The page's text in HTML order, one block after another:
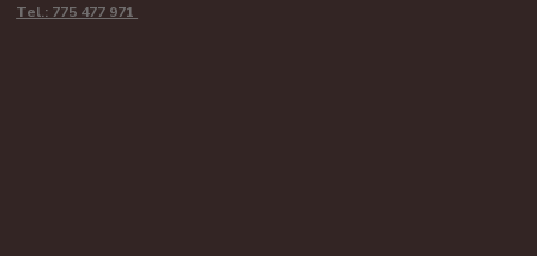
Tel.: 775 477 971